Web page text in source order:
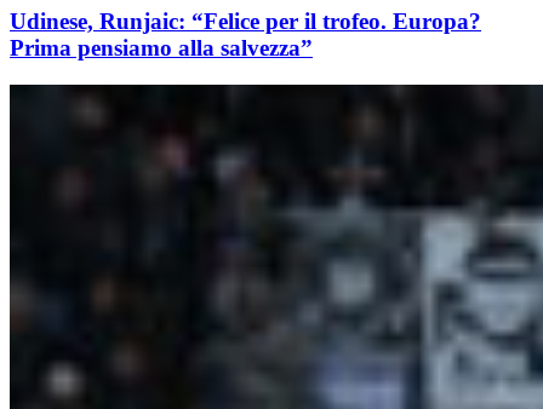
Udinese, Runjaic: “Felice per il trofeo. Europa?
Prima pensiamo alla salvezza”